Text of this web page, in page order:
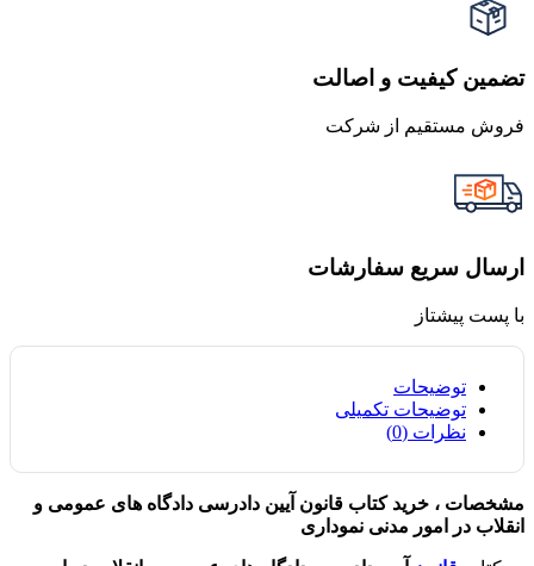
تضمین کیفیت و اصالت
فروش مستقیم از شرکت
ارسال سریع سفارشات
با پست پیشتاز
توضیحات
توضیحات تکمیلی
نظرات (0)
مشخصات ، خرید کتاب قانون آیین دادرسی دادگاه های عمومی و
انقلاب در امور مدنی نموداری